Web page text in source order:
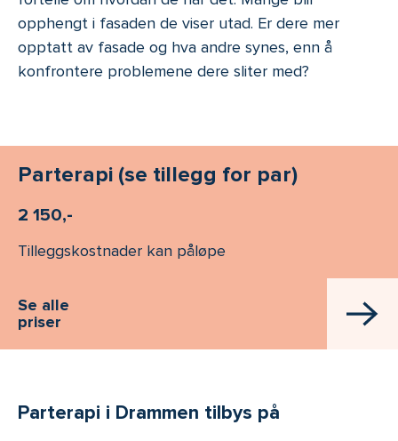
opphengt i fasaden de viser utad. Er dere mer
opptatt av fasade og hva andre synes, enn å
konfrontere problemene dere sliter med?
Parterapi (se tillegg for par)
2 150,-
Tilleggskostnader kan påløpe
Se alle
priser
Parterapi i Drammen tilbys på